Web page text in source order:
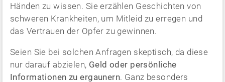
Händen zu wissen. Sie erzählen Geschichten von
schweren Krankheiten, um Mitleid zu erregen und
das Vertrauen der Opfer zu gewinnen.
Seien Sie bei solchen Anfragen skeptisch, da diese
nur darauf abzielen, Geld oder persönliche
Informationen zu ergaunern. Ganz besonders